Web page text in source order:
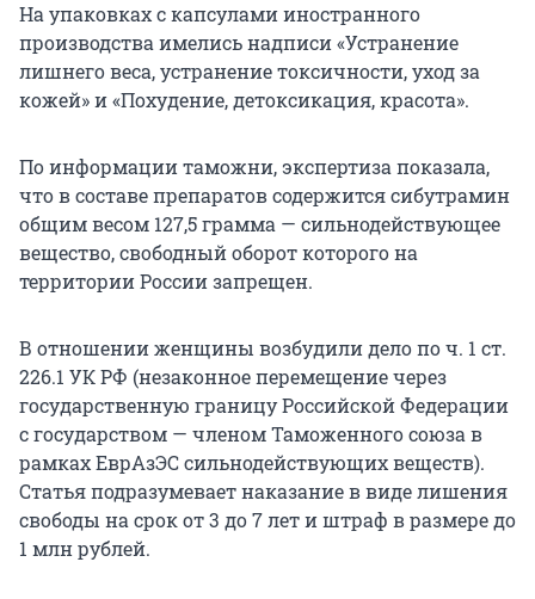
На упаковках с капсулами иностранного
производства имелись надписи «Устранение
лишнего веса, устранение токсичности, уход за
кожей» и «Похудение, детоксикация, красота».
По информации таможни, экспертиза показала,
что в составе препаратов содержится сибутрамин
общим весом 127,5 грамма — сильнодействующее
вещество, свободный оборот которого на
территории России запрещен.
В отношении женщины возбудили дело по ч. 1 ст.
226.1 УК РФ (незаконное перемещение через
государственную границу Российской Федерации
с государством — членом Таможенного союза в
рамках ЕврАзЭС сильнодействующих веществ).
Статья подразумевает наказание в виде лишения
свободы на срок от 3 до 7 лет и штраф в размере до
1 млн рублей.